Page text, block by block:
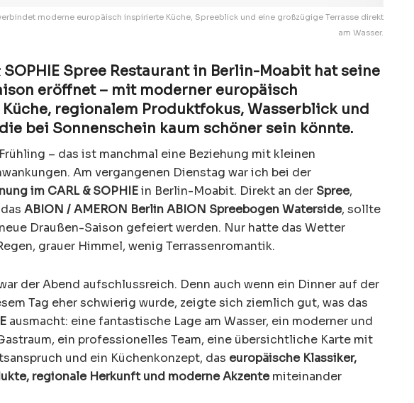
moderne europäisch inspirierte Küche, Spreeblick und eine großzügige Terrasse direkt
am Wasser.
SOPHIE Spree Restaurant in Berlin-Moabit hat seine
eröffnet – mit moderner europäisch
regionalem Produktfokus, Wasserblick und
bei Sonnenschein kaum schöner sein könnte.
– das ist manchmal eine Beziehung mit kleinen
Am vergangenen Dienstag war ich bei der
im CARL & SOPHIEin Berlin-Moabit. Direkt an der Spree,
ABION / AMERON Berlin ABION Spreebogen Waterside, sollte
Draußen-Saison gefeiert werden. Nur hatte das Wetter
grauer Himmel, wenig Terrassenromantik.
der Abend aufschlussreich. Denn auch wenn ein Dinner auf der
Tag eher schwierig wurde, zeigte sich ziemlich gut, was das
ausmacht: eine fantastische Lage am Wasser, ein moderner und
ein professionelles Team, eine übersichtliche Karte mit
und ein Küchenkonzept, das europäische Klassiker,
regionale Herkunft und moderne Akzentemiteinander